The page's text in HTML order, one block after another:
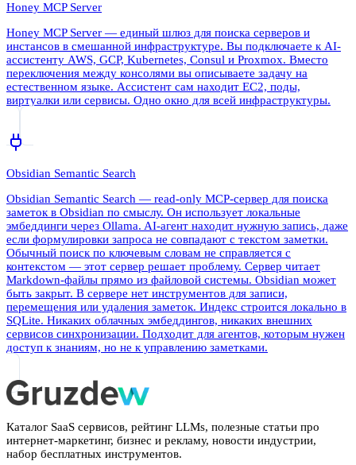
Honey MCP Server
Honey MCP Server — единый шлюз для поиска серверов и
инстансов в смешанной инфраструктуре. Вы подключаете к AI-
ассистенту AWS, GCP, Kubernetes, Consul и Proxmox. Вместо
переключения между консолями вы описываете задачу на
естественном языке. Ассистент сам находит EC2, поды,
виртуалки или сервисы. Одно окно для всей инфраструктуры.
Obsidian Semantic Search
Obsidian Semantic Search — read-only MCP-сервер для поиска
заметок в Obsidian по смыслу. Он использует локальные
эмбеддинги через Ollama. AI-агент находит нужную запись, даже
если формулировки запроса не совпадают с текстом заметки.
Обычный поиск по ключевым словам не справляется с
контекстом — этот сервер решает проблему. Сервер читает
Markdown-файлы прямо из файловой системы. Obsidian может
быть закрыт. В сервере нет инструментов для записи,
перемещения или удаления заметок. Индекс строится локально в
SQLite. Никаких облачных эмбеддингов, никаких внешних
сервисов синхронизации. Подходит для агентов, которым нужен
доступ к знаниям, но не к управлению заметками.
Каталог SaaS сервисов, рейтинг LLMs, полезные статьи про
интернет-маркетинг, бизнес и рекламу, новости индустрии,
набор бесплатных инструментов.